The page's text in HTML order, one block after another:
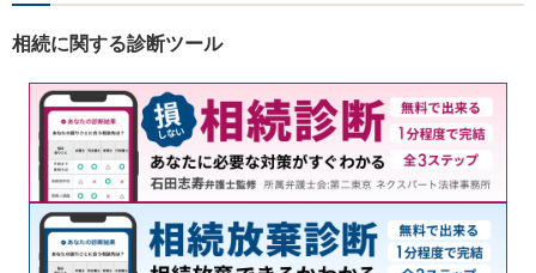
相続に関する診断ツール